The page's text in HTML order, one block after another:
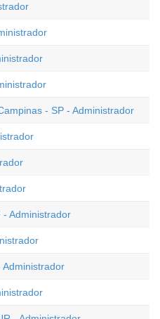
- SP - Administrador
- Administrador
Administrador